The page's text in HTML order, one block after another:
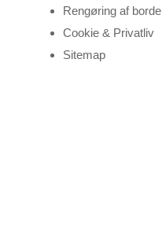
Rengøring af borde
Cookie & Privatliv
Sitemap